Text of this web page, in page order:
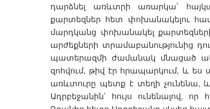
դարձնել առևտրի առարկա՝
քարտեզներ հետ փոխանակելու
մարդկանց փոխանակել
արժեքների տրամաբանությունից
պատերազմի ժամանակ մնացած
զոհվում, թիվ էր հրապարկում, և
առևտուրը պետք է տեղի չունենա,
Ադրբեջանին՝ հույս ունենալով,